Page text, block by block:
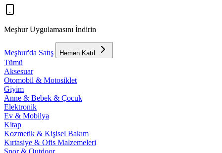
Meşhur Uygulamasını İndirin
Meşhur'da Satış Hemen Katıl
Tümü
Aksesuar
Otomobil & Motosiklet
Giyim
Anne & Bebek & Çocuk
Elektronik
Ev & Mobilya
Kitap
Kozmetik & Kişisel Bakım
Kırtasiye & Ofis Malzemeleri
Spor & Outdoor